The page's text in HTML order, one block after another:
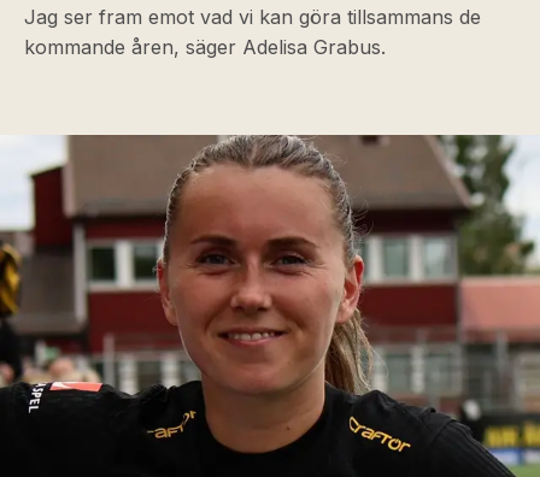
Jag ser fram emot vad vi kan göra tillsammans de
kommande åren, säger Adelisa Grabus.